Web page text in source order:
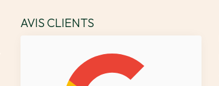
AVIS CLIENTS